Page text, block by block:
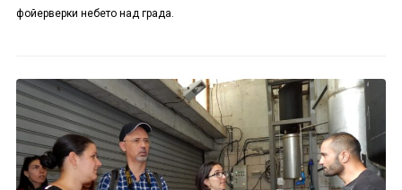
фойерверки небето над града.